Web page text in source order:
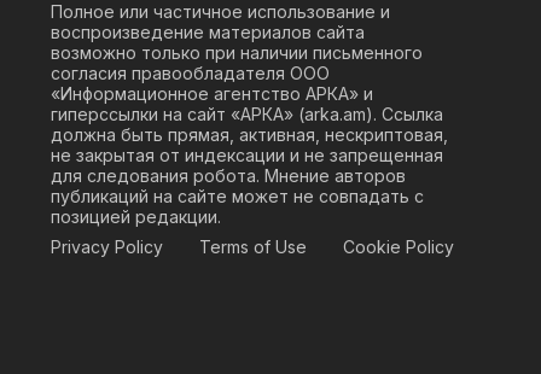
Полное или частичное использование и
воспроизведение материалов сайта
возможно только при наличии письменного
согласия правообладателя ООО
«Информационное агентство АРКА» и
гиперссылки на сайт «АРКА» (arka.am). Ссылка
должна быть прямая, активная, нескриптовая,
не закрытая от индексации и не запрещенная
для следования робота. Мнение авторов
публикаций на сайте может не совпадать с
позицией редакции.
Privacy Policy
Terms of Use Cookie Policy